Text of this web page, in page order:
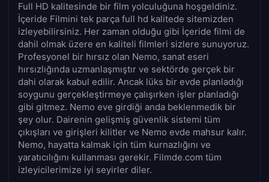
Full HD kalitesinde bir film yolculuğuna hoşgeldiniz.
İçeride Filmini tek parça full hd kalitede sitemizden
izleyebilirsiniz. Her zaman olduğu gibi İçeride filmi de
dahil olmak üzere en kaliteli filmleri sizlere sunuyoruz.
Profesyonel bir hırsız olan Nemo, sanat eseri
hırsızlığında uzmanlaşmıştır ve sektörde gerçek bir
dahi olarak kabul edilir. Ancak lüks bir evde planladığı
soygunu gerçekleştirmeye çalışırken işler planladığı
gibi gitmez. Nemo eve girdiği anda beklenmedik bir
şey olur. Dairenin gelişmiş güvenlik sistemi tüm
çıkışları ve girişleri kilitler ve Nemo evde mahsur kalır.
Nemo, hayatta kalmak için tüm kurnazlığını ve
yaratıcılığını kullanması gerekir. Filmde.com tüm
izleyicilerimize iyi seyirler diler.